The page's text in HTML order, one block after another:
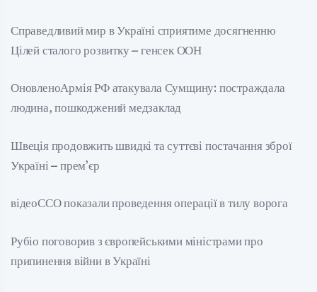
Справедливий мир в Україні сприятиме досягненню
Цілей сталого розвитку – генсек ООН
ОновленоАрмія РФ атакувала Сумщину: постраждала
людина, пошкоджений медзаклад
Швеція продовжить швидкі та суттєві постачання зброї
Україні – прем’єр
відеоССО показали проведення операції в тилу ворога
Рубіо поговорив з європейськими міністрами про
припинення війни в Україні